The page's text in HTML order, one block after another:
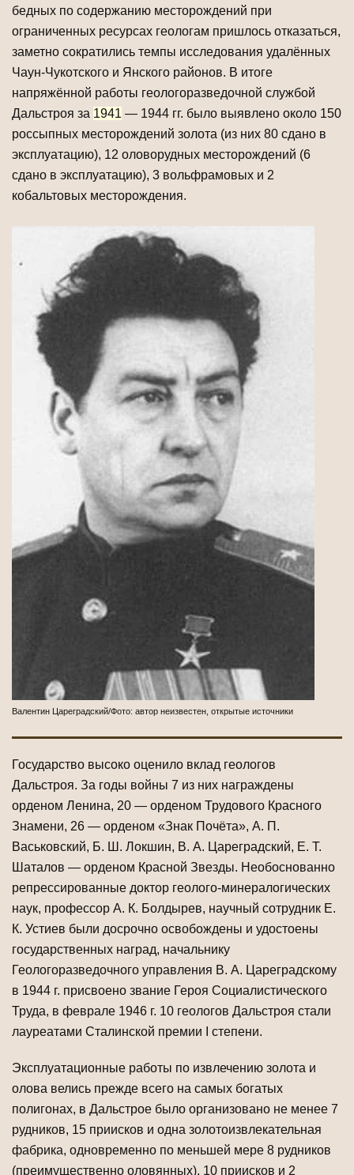
бедных по содержанию месторождений при
ограниченных ресурсах геологам пришлось отказаться,
заметно сократились темпы исследования удалённых
Чаун-Чукотского и Янского районов. В итоге
напряжённой работы геологоразведочной службой
Дальстроя за 1941 — 1944 гг. было выявлено около 150
россыпных месторождений золота (из них 80 сдано в
эксплуатацию), 12 оловорудных месторождений (6
сдано в эксплуатацию), 3 вольфрамовых и 2
кобальтовых месторождения.
Валентин Цареградский/Фото: автор неизвестен, открытые источники
Государство высоко оценило вклад геологов
Дальстроя. За годы войны 7 из них награждены
орденом Ленина, 20 — орденом Трудового Красного
Знамени, 26 — орденом «Знак Почёта», А. П.
Васьковский, Б. Ш. Локшин, В. А. Цареградский, Е. Т.
Шаталов — орденом Красной Звезды. Необоснованно
репрессированные доктор геолого-минералогических
наук, профессор А. К. Болдырев, научный сотрудник Е.
К. Устиев были досрочно освобождены и удостоены
государственных наград, начальнику
Геологоразведочного управления В. А. Цареградскому
в 1944 г. присвоено звание Героя Социалистического
Труда, в феврале 1946 г. 10 геологов Дальстроя стали
лауреатами Сталинской премии I степени.
Эксплуатационные работы по извлечению золота и
олова велись прежде всего на самых богатых
полигонах, в Дальстрое было организовано не менее 7
рудников, 15 приисков и одна золотоизвлекательная
фабрика, одновременно по меньшей мере 8 рудников
(преимущественно оловянных), 10 приисков и 2